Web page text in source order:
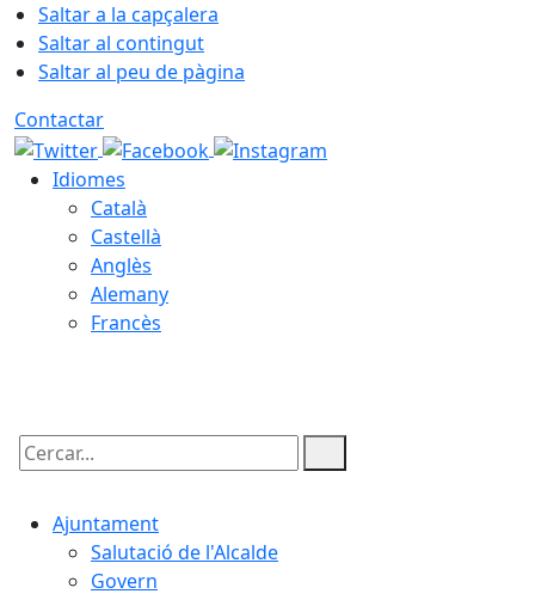
Saltar a la capçalera
Saltar al contingut
Saltar al peu de pàgina
Contactar
Idiomes
Català
Castellà
Anglès
Alemany
Francès
Cercar:
Ajuntament
Salutació de l'Alcalde
Govern